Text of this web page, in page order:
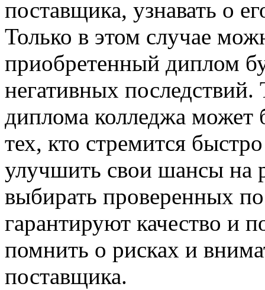
поставщика, узнавать о
Только в этом случае
приобретенный диплом
негативных
диплома колледжа
тех, кто стремится
улучшить свои шансы на
выбирать проверенных
гарантируют качество и
помнить о рисках и
поставщика.